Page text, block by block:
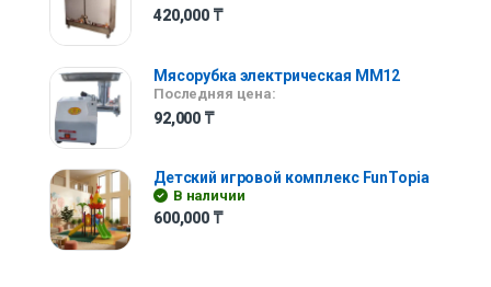
420,000 ₸
Мясорубка электрическая ММ12
Последняя цена:
92,000 ₸
Детский игровой комплекс FunTopia
В наличии
600,000 ₸